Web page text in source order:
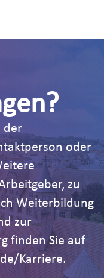
der
oder
zu
Weiterbildung
zur
finden Sie auf
Karriere.